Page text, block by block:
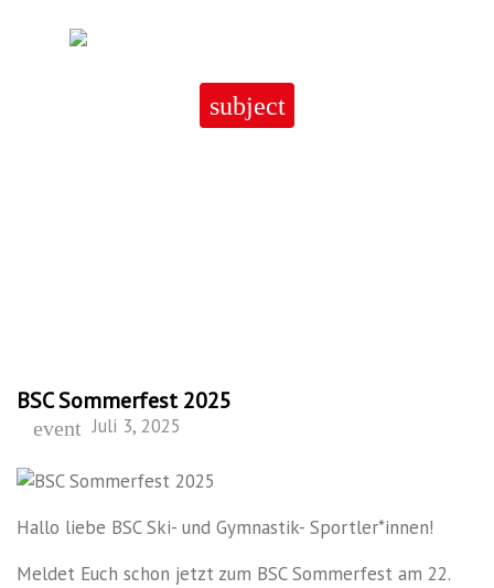
subject
BSC Sommerfest 2025
event Juli 3, 2025
Hallo liebe BSC Ski- und Gymnastik- Sportler*innen!
Meldet Euch schon jetzt zum BSC Sommerfest am 22.